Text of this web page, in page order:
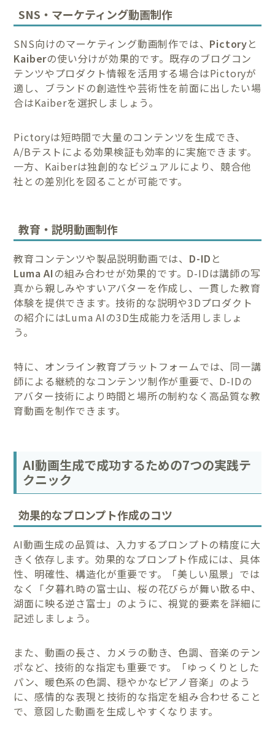
SNS・マーケティング動画制作
SNS向けのマーケティング動画制作では、 Pictoryと
Kaiberの使い分けが効果的です。既存のブログコン
テンツやプロダクト情報を活用する場合はPictoryが
適し、ブランドの創造性や芸術性を前面に出したい場
合はKaiberを選択しましょう。
Pictoryは短時間で大量のコンテンツを生成でき、
A/Bテストによる効果検証も効率的に実施できます。
一方、Kaiberは独創的なビジュアルにより、競合他
社との差別化を図ることが可能です。
教育・説明動画制作
教育コンテンツや製品説明動画では、 D-ID と
Luma AIの組み合わせが効果的です。D-IDは講師の写
真から親しみやすいアバターを作成し、一貫した教育
体験を提供できます。技術的な説明や3Dプロダクト
の紹介にはLuma AIの3D生成能力を活用しましょ
う。
特に、オンライン教育プラットフォームでは、同一講
師による継続的なコンテンツ制作が重要で、D-IDの
アバター技術により時間と場所の制約なく高品質な教
育動画を制作できます。
AI動画生成で成功するための7つの実践テ
クニック
効果的なプロンプト作成のコツ
AI動画生成の品質は、入力するプロンプトの精度に大
きく依存します。効果的なプロンプト作成には、具体
性、明確性、構造化が重要です。「美しい風景」では
なく「夕暮れ時の富士山、桜の花びらが舞い散る中、
湖面に映る逆さ富士」のように、視覚的要素を詳細に
記述しましょう。
また、動画の長さ、カメラの動き、色調、音楽のテン
ポなど、技術的な指定も重要です。「ゆっくりとした
パン、暖色系の色調、穏やかなピアノ音楽」のよう
に、感情的な表現と技術的な指定を組み合わせること
で、意図した動画を生成しやすくなります。